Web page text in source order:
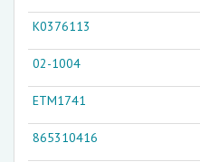
K0376113
02-1004
ETM1741
865310416